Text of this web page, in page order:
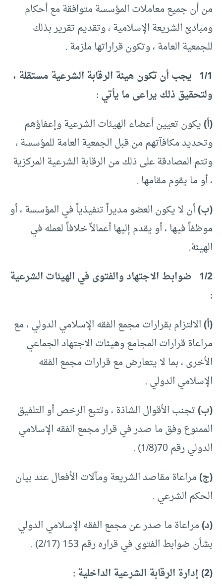
من أن جميع معاملات المؤسسة متوافقة مع أحكام
ومبادئ الشريعة الإسلامية ، وتقديم تقرير بذلك
للجمعية العامة ، وتكون قراراتها ملزمة .
1/1 يجب أن تكون هيئة الرقابة الشرعية مستقلة ،
ولتحقيق ذلك يراعى ما يأتي :
(أ)يكون تعيين أعضاء الهيئات الشرعية وإعفاؤهم
وتحديد مكافآتهم من قبل الجمعية العامة للمؤسسة ،
وتتم المصادقة على ذلك من الرقابة الشرعية المركزية
، أو ما يقوم مقامها .
(ب)أن لا يكون العضو مديراً تنفيذياً في المؤسسة ، أو
موظفاً فيها ، أو يقدم إليها أعمالاً خلافاً لعمله في
الهيئة.
1/2 ضوابط الاجتهاد والفتوى في الهيئات الشرعية
:
(أ)الالتزام بقرارات مجمع الفقه الإسلامي الدولي ، مع
مراعاة قرارات المجامع وهيئات الاجتهاد الجماعي
الأخرى ، بما لا يتعارض مع قرارات مجمع الفقه
الإسلامي الدولي .
(ب)تجنب الأقوال الشاذة ، وتتبع الرخص أو التلفيق
الممنوع وفق ما صدر في قرار مجمع الفقه الإسلامي
الدولي رقم 70(1/8) .
(ج)مراعاة مقاصد الشريعة ومآلات الأفعال عند بيان
الحكم الشرعي .
(د)مراعاة ما صدر عن مجمع الفقه الإسلامي الدولي
بشأن ضوابط الفتوى في قراره رقم 153 (2/17) .
(2) إدارة الرقابة الشرعية الداخلية :